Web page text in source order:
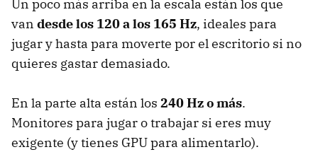
Un poco más arriba en la escala están los que
van desde los 120 a los 165 Hz, ideales para
jugar y hasta para moverte por el escritorio si no
quieres gastar demasiado.
En la parte alta están los 240 Hz o más.
Monitores para jugar o trabajar si eres muy
exigente (y tienes GPU para alimentarlo).